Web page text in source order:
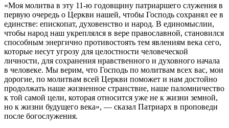
«Моя молитва в эту 11-ю годовщину патриаршего служения в
первую очередь о Церкви нашей, чтобы Господь сохранял ее в
единстве: епископат, духовенство и народ. В единомыслии,
чтобы народ наш укреплялся в вере православной, становился
способным энергично противостоять тем явлениям века сего,
которые несут угрозу для целостности человеческой
личности, для сохранения нравственного и духовного начала
в человеке. Мы верим, что Господь по молитвам всех вас, мои
дорогие, по молитвам всей Церкви поможет и нам достойно
продолжать наше жизненное странствие, наше паломничество
к той самой цели, которая относится уже не к жизни земной,
но к жизни будущего века», — сказал Патриарх в проповеди
после богослужения.